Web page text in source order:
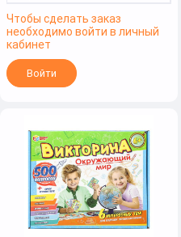
Чтобы сделать заказ
необходимо войти в личный
кабинет
Войти